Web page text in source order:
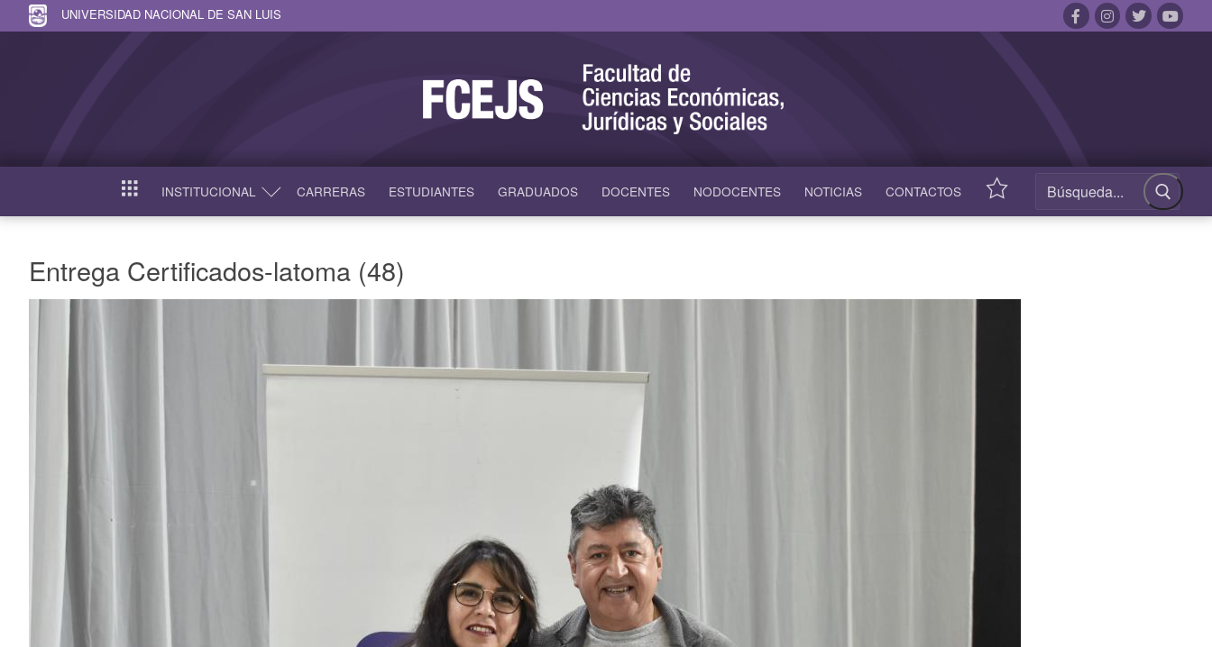
UNIVERSIDAD NACIONAL DE SAN LUIS
INICIO INSTITUCIONAL CARRERAS ESTUDIANTES GRADUADOS DOCENTES NODOCENTES NOTICIAS CONTACTOS ACCESOS
Entrega Certificados-latoma (48)